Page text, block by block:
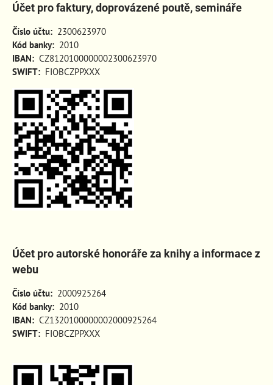
Účet pro faktury, doprovázené poutě, semináře
Číslo účtu: 2300623970
Kód banky: 2010
IBAN: CZ8120100000002300623970
SWIFT: FIOBCZPPXXX
Účet pro autorské honoráře za knihy a informace z
webu
Číslo účtu: 2000925264
Kód banky: 2010
IBAN: CZ1320100000002000925264
SWIFT: FIOBCZPPXXX